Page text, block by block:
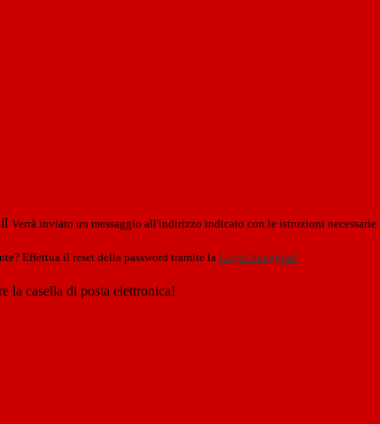
Verrà inviato un messaggio all'indirizzo indicato con le istruzioni necessarie.
Effettua il reset della password tramite la Login Spaggiari
la casella di posta elettronica!